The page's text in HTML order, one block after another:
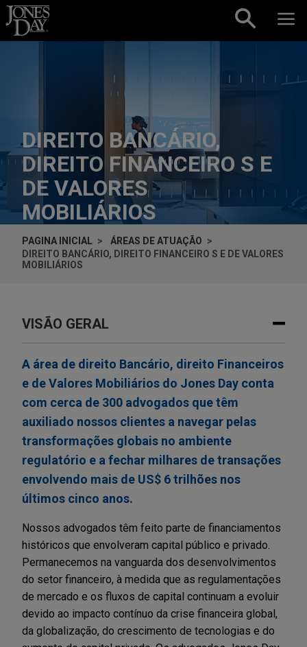
Skip to content
DIREITO BANCÁRIO,
DIREITO FINANCEIRO S E
DE VALORES
MOBILIÁRIOS
PAGINA INICIAL
ÁREAS DE ATUAÇÃO
DIREITO BANCÁRIO, DIREITO FINANCEIRO S E DE VALORES
MOBILIÁRIOS
VISÃO GERAL
A área de direito Bancário, direito Financeiros
e de Valores Mobiliários do Jones Day conta
com cerca de 300 advogados que têm
auxiliado nossos clientes a navegar pelas
transformações globais no ambiente
regulatório e a fechar milhares de transações
envolvendo mais de US$ 6 trilhões nos
últimos cinco anos.
Nossos advogados têm feito parte de financiamentos
históricos que envolveram capital público e privado.
Permanecemos na vanguarda dos desenvolvimentos
do setor financeiro, à medida que as regulamentações
de mercado e os fluxos de capital continuam a evoluir
devido ao impacto contínuo da crise financeira global,
da globalização, do crescimento de tecnologias e do